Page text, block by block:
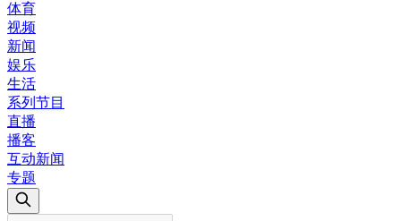
体育
视频
新闻
娱乐
生活
系列节目
直播
播客
互动新闻
专题